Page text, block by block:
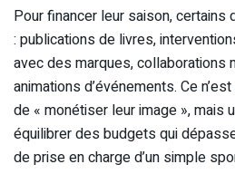
Pour financer leur saison,
: publications de livres,
avec des marques, collaborations
animations d’événements. Ce
de « monétiser leur image », mais
équilibrer des budgets qui
de prise en charge d’un simple